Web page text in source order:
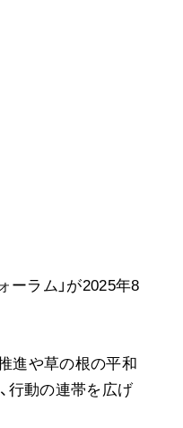
ーラム」が2025年8
進や草の根の平和
行動の連帯を広げ